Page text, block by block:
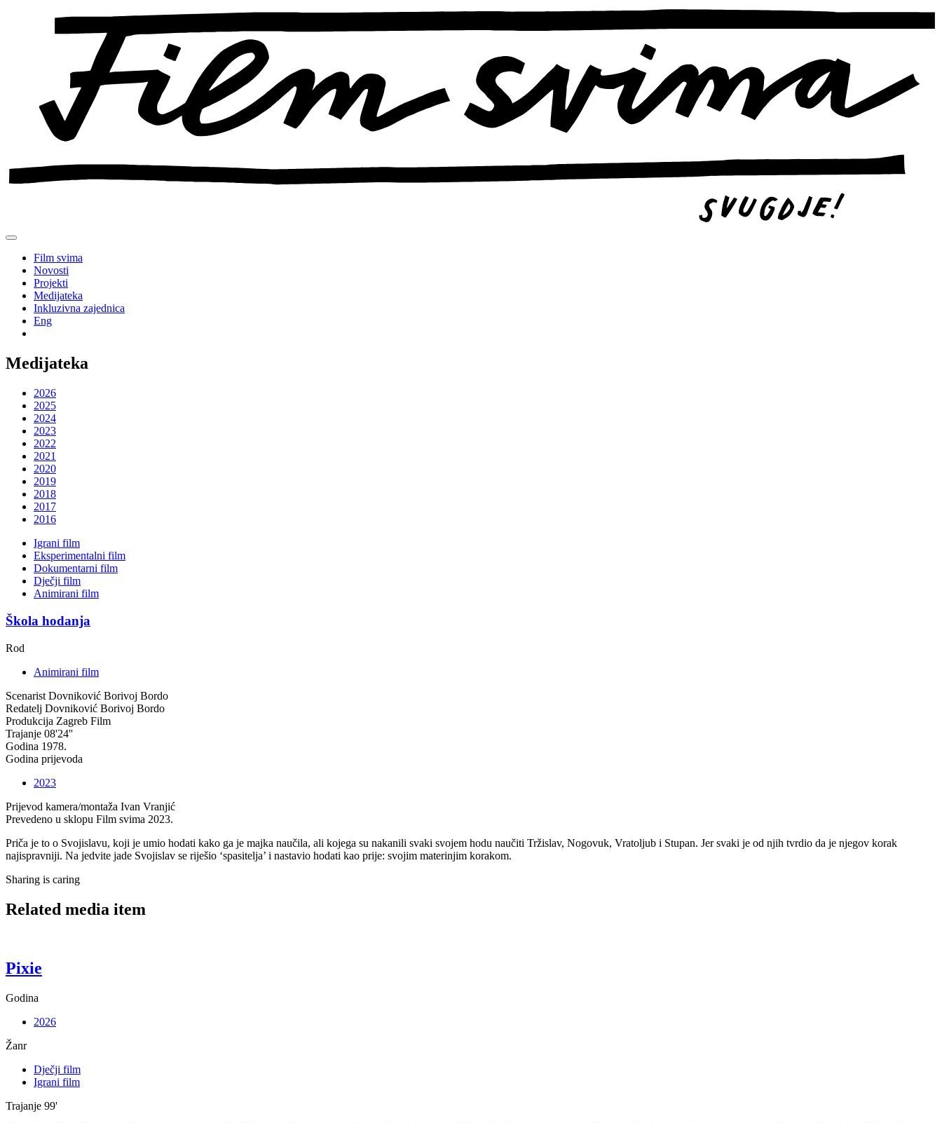
Film svima
Novosti
Projekti
Medijateka
Inkluzivna zajednica
Eng
Medijateka
2026
2025
2024
2023
2022
2021
2020
2019
2018
2017
2016
Igrani film
Eksperimentalni film
Dokumentarni film
Dječji film
Animirani film
Škola hodanja
Rod
Animirani film
Scenarist Dovniković Borivoj Bordo
Redatelj Dovniković Borivoj Bordo
Produkcija Zagreb Film
Trajanje 08'24''
Godina 1978.
Godina prijevoda
2023
Prijevod kamera/montaža Ivan Vranjić
Prevedeno u sklopu Film svima 2023.
Priča je to o Svojislavu, koji je umio hodati kako ga je majka naučila, ali kojega su nakanili svaki svojem hodu naučiti Tržislav, Nogovuk, Vratoljub i Stupan. Jer svaki je od njih tvrdio da je njegov korak
najispravniji. Na jedvite jade Svojislav se riješio ‘spasitelja’ i nastavio hodati kao prije: svojim materinjim korakom.
Sharing is caring
Related media item
Pixie
Godina
2026
Žanr
Dječji film
Igrani film
Trajanje 99'